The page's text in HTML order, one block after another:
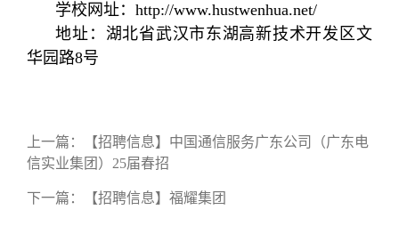
学校网址：http://www.hustwenhua.net/
地址：湖北省武汉市东湖高新技术开发区文
华园路8号
上一篇：
【招聘信息】中国通信服务广东公司（广东电
信实业集团）25届春招
下一篇： 【招聘信息】福耀集团